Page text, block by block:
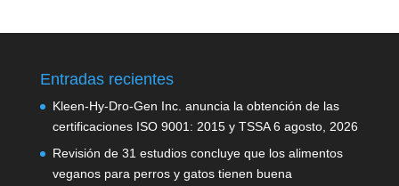
Entradas recientes
Kleen-Hy-Dro-Gen Inc. anuncia la obtención de las
certificaciones ISO 9001: 2015 y TSSA 6 agosto, 2026
Revisión de 31 estudios concluye que los alimentos
veganos para perros y gatos tienen buena